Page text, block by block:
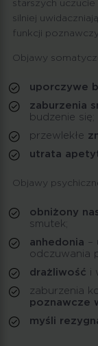
starszych
silniej
funkcji
Objawy
uporczywe
zaburzenia
budzenie się;
przewlekłe
utrata
Objawy
obniżony
smutek;
anhedonia –
odczuwania
drażliwość i
zaburzenia
poznawcze
myśli